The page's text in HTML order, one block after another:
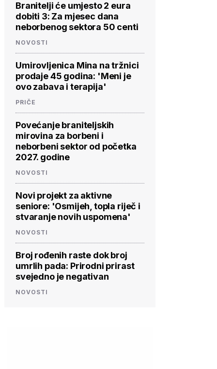
Branitelji će umjesto 2 eura
dobiti 3: Za mjesec dana
neborbenog sektora 50 centi
NOVOSTI
Umirovljenica Mina na tržnici
prodaje 45 godina: 'Meni je
ovo zabava i terapija'
PRIČE
Povećanje braniteljskih
mirovina za borbeni i
neborbeni sektor od početka
2027. godine
NOVOSTI
Novi projekt za aktivne
seniore: 'Osmijeh, topla riječ i
stvaranje novih uspomena'
NOVOSTI
Broj rođenih raste dok broj
umrlih pada: Prirodni prirast
svejedno je negativan
NOVOSTI